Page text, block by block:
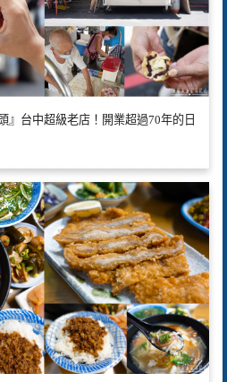
』台中超級老店！開業超過70年的日